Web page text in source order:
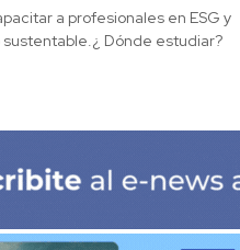
a profesionales en ESG y
Dónde estudiar?